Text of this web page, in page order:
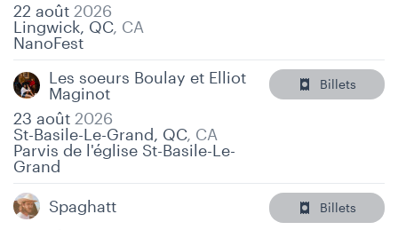
22 août 2026
Lingwick, QC, CA
NanoFest
Les soeurs Boulay et Elliot
Maginot
23 août 2026
St-Basile-Le-Grand, QC, CA
Parvis de l'église St-Basile-Le-
Grand
Billets
Spaghatt
Billets